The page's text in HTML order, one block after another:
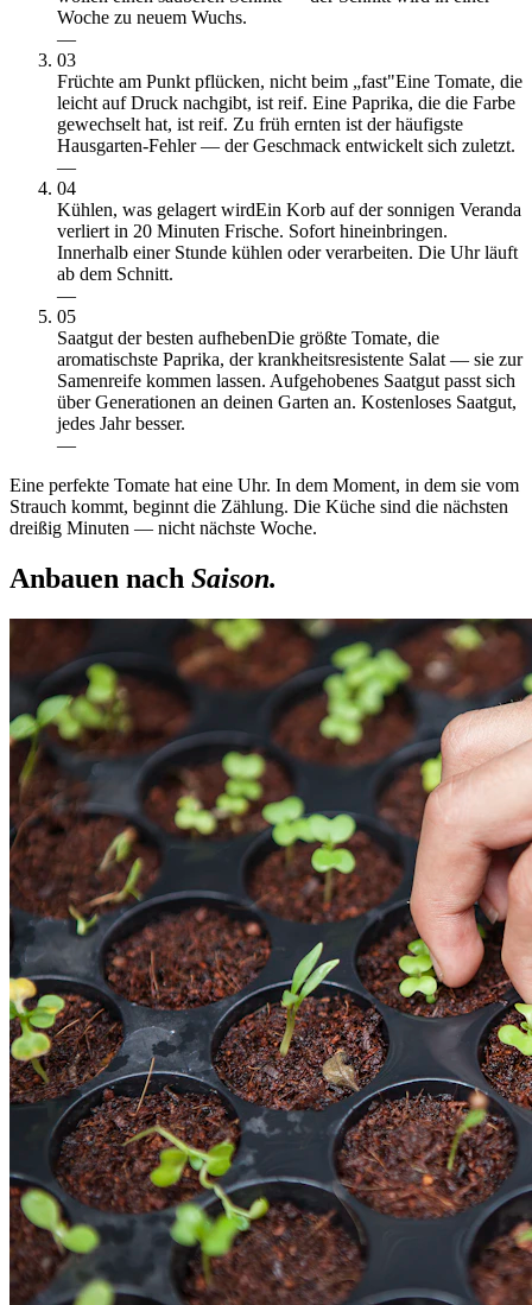
Woche zu neuem Wuchs.
—
03
Früchte am Punkt pflücken, nicht beim „fast"Eine Tomate, die
leicht auf Druck nachgibt, ist reif. Eine Paprika, die die Farbe
gewechselt hat, ist reif. Zu früh ernten ist der häufigste
Hausgarten-Fehler — der Geschmack entwickelt sich zuletzt.
—
04
Kühlen, was gelagert wirdEin Korb auf der sonnigen Veranda
verliert in 20 Minuten Frische. Sofort hineinbringen.
Innerhalb einer Stunde kühlen oder verarbeiten. Die Uhr läuft
ab dem Schnitt.
—
05
Saatgut der besten aufhebenDie größte Tomate, die
aromatischste Paprika, der krankheitsresistente Salat — sie zur
Samenreife kommen lassen. Aufgehobenes Saatgut passt sich
über Generationen an deinen Garten an. Kostenloses Saatgut,
jedes Jahr besser.
—
Eine perfekte Tomate hat eine Uhr. In dem Moment, in dem sie vom
Strauch kommt, beginnt die Zählung. Die Küche sind die nächsten
dreißig Minuten — nicht nächste Woche.
Anbauen nach Saison.